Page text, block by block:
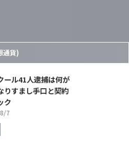
通貨)
ール41人逮捕は何が
りすまし手口と契約
ク
7